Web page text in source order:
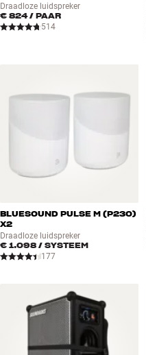
Draadloze luidspreker
€ 824/ PAAR
514
BLUESOUND PULSE M (P230)
X2
Draadloze luidspreker
€ 1.098 / SYSTEEM
177